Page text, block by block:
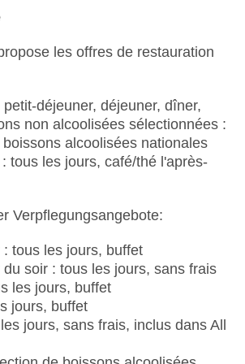
les offres de restauration
déjeuner, déjeuner, dîner,
non alcoolisées sélectionnées :
alcoolisées nationales
tous les jours, café/thé l'après-
Verpflegungsangebote:
tous les jours, buffet
soir : tous les jours, sans frais
les jours, buffet
jours, buffet
jours, sans frais, inclus dans All